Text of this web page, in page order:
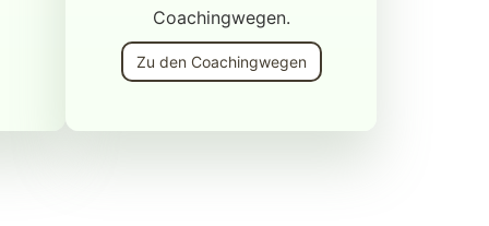
Coachingwegen.
Zu den Coachingwegen